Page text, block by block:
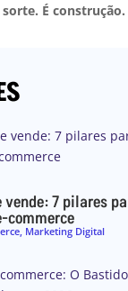
É construção.
7 pilares
commerce
, Marketing Digital